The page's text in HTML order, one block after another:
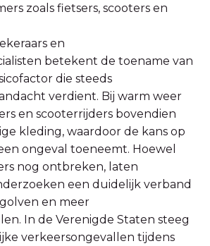
zoals fietsers, scooters en
en
betekent de toename van
die steeds
verdient. Bij warm weer
en scooterrijders bovendien
kleding, waardoor de kans op
ongeval toeneemt. Hoewel
nog ontbreken, laten
een duidelijk verband
en meer
In de Verenigde Staten steeg
verkeersongevallen tijdens